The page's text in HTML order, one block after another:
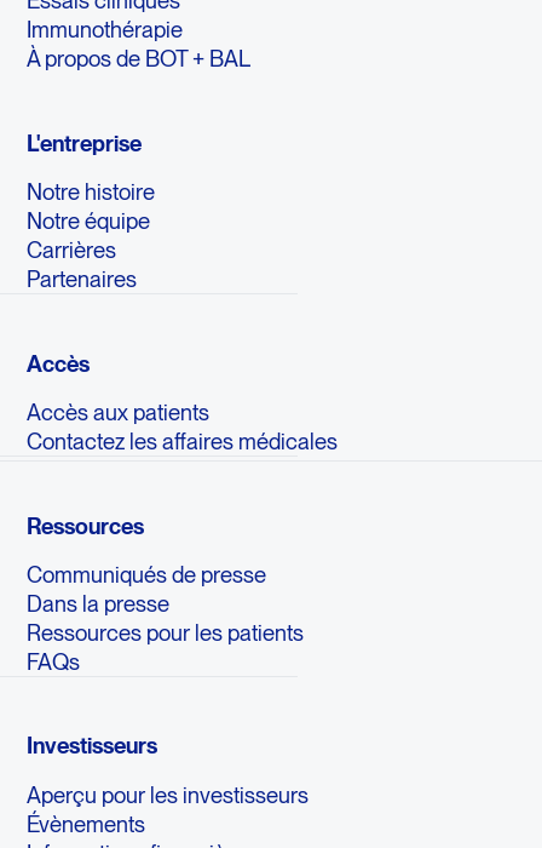
Immunothérapie
À propos de BOT + BAL
L'entreprise
Notre histoire
Notre équipe
Carrières
Partenaires
Accès
Accès aux patients
Contactez les affaires médicales
Ressources
Communiqués de presse
Dans la presse
Ressources pour les patients
FAQs
Investisseurs
Aperçu pour les investisseurs
Évènements